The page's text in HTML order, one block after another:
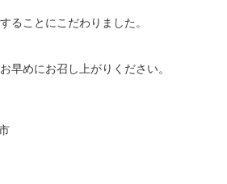
ることにこだわりました。
早めにお召し上がりください。